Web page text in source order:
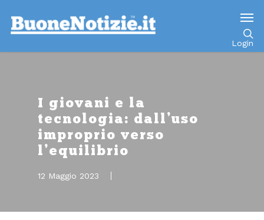
Login
I giovani e la
tecnologia: dall’uso
improprio verso
l’equilibrio
12 Maggio 2023
Go to mobile version